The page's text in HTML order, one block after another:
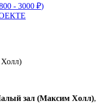
- 3000 ₽)
зал (Максим Холл),